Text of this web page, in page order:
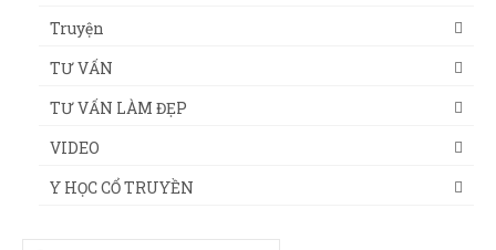
Truyện
TƯ VẤN
TƯ VẤN LÀM ĐẸP
VIDEO
Y HỌC CỔ TRUYỀN